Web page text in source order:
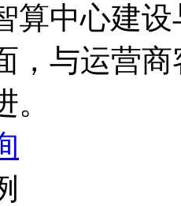
智算中心建
，与运营
。